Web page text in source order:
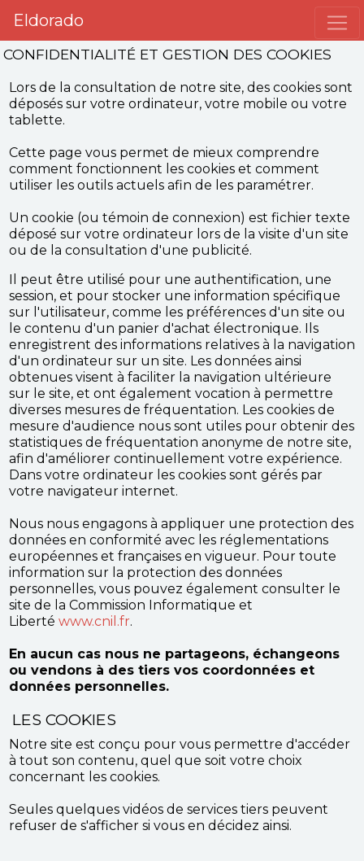
Eldorado
CONFIDENTIALITÉ ET GESTION DES COOKIES
Lors de la consultation de notre site, des cookies sont
déposés sur votre ordinateur, votre mobile ou votre
tablette.
Cette page vous permet de mieux comprendre
comment fonctionnent les cookies et comment
utiliser les outils actuels afin de les paramétrer.
Un cookie (ou témoin de connexion) est fichier texte
déposé sur votre ordinateur lors de la visite d'un site
ou de la consultation d'une publicité.
Il peut être utilisé pour une authentification, une
session, et pour stocker une information spécifique
sur l'utilisateur, comme les préférences d'un site ou
le contenu d'un panier d'achat électronique. Ils
enregistrent des informations relatives à la navigation
d'un ordinateur sur un site. Les données ainsi
obtenues visent à faciliter la navigation ultérieure
sur le site, et ont également vocation à permettre
diverses mesures de fréquentation. Les cookies de
mesure d'audience nous sont utiles pour obtenir des
statistiques de fréquentation anonyme de notre site,
afin d'améliorer continuellement votre expérience.
Dans votre ordinateur les cookies sont gérés par
votre navigateur internet.
Nous nous engagons à appliquer une protection des
données en conformité avec les réglementations
européennes et françaises en vigueur. Pour toute
information sur la protection des données
personnelles, vous pouvez également consulter le
site de la Commission Informatique et
Liberté www.cnil.fr.
En aucun cas nous ne partageons, échangeons
ou vendons à des tiers vos coordonnées et
données personnelles.
LES COOKIES
Notre site est conçu pour vous permettre d'accéder
à tout son contenu, quel que soit votre choix
concernant les cookies.
Seules quelques vidéos de services tiers peuvent
refuser de s'afficher si vous en décidez ainsi.